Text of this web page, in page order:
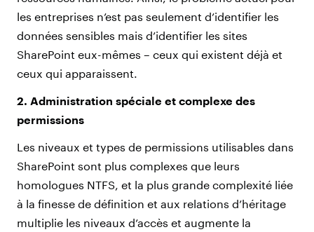
les entreprises n’est pas seulement d’identifier les
données sensibles mais d’identifier les sites
SharePoint eux-mêmes – ceux qui existent déjà et
ceux qui apparaissent.
2. Administration spéciale et complexe des
permissions
Les niveaux et types de permissions utilisables dans
SharePoint sont plus complexes que leurs
homologues NTFS, et la plus grande complexité liée
à la finesse de définition et aux relations d’héritage
multiplie les niveaux d’accès et augmente la